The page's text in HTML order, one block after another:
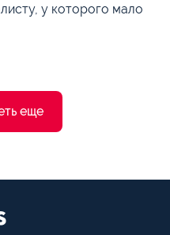
у которого мало
еще